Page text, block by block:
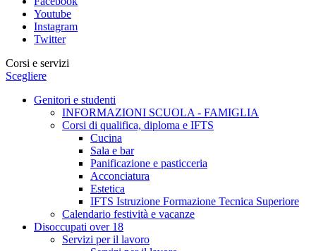
Youtube
Instagram
Twitter
Corsi e servizi
Scegliere
Genitori e studenti
INFORMAZIONI SCUOLA - FAMIGLIA
Corsi di qualifica, diploma e IFTS
Cucina
Sala e bar
Panificazione e pasticceria
Acconciatura
Estetica
IFTS Istruzione Formazione Tecnica Superiore
Calendario festività e vacanze
Disoccupati over 18
Servizi per il lavoro